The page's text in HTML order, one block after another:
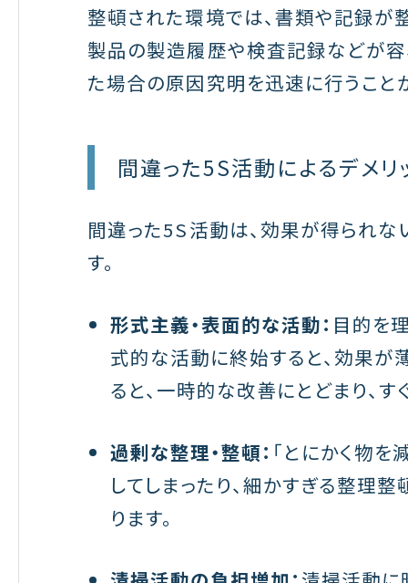
整頓された環境では、書類や記録が
製品の製造履歴や検査記録などが容
た場合の原因究明を迅速に行うこと
間違った5S活動によるデメリ
間違った5S活動は、効果が得られ
す。
形式主義・表面的な活動： 目的を
式的な活動に終始すると、効果が
ると、一時的な改善にとどまり、
過剰な整理・整頓： 「とにかく物
してしまったり、細かすぎる整理
ります。